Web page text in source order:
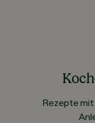
Rezepte